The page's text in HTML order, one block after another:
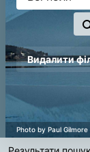
Видалити